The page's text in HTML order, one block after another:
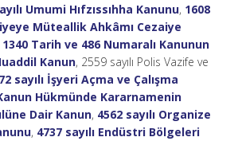
Umumi Hıfzıssıhha Kanunu, 1608
Müteallik Ahkâmı Cezaiye
Tarih ve 486 Numaralı Kanunun
Kanun, 2559 sayılı Polis Vazife ve
sayılı İşyeri Açma ve Çalışma
Hükmünde Kararnamenin
Dair Kanun, 4562 sayılı Organize
, 4737 sayılı Endüstri Bölgeleri